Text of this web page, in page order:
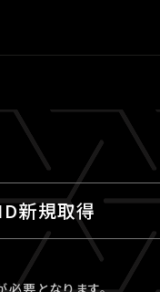
新規取得
要となります。